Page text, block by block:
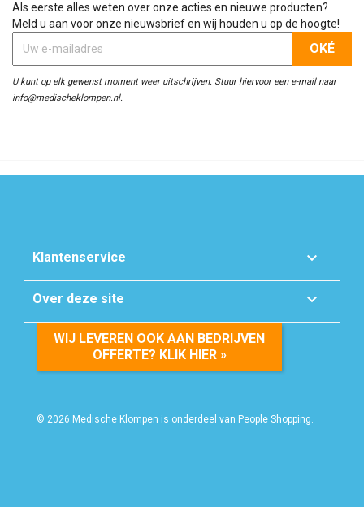
Als eerste alles weten over onze acties en nieuwe producten?
Meld u aan voor onze nieuwsbrief en wij houden u op de hoogte!
U kunt op elk gewenst moment weer uitschrijven. Stuur hiervoor een e-mail naar
info@medischeklompen.nl.
Klantenservice 
Over deze site 
WIJ LEVEREN OOK AAN BEDRIJVEN
OFFERTE? KLIK HIER »
© 2026 Medische Klompen is onderdeel van People Shopping.